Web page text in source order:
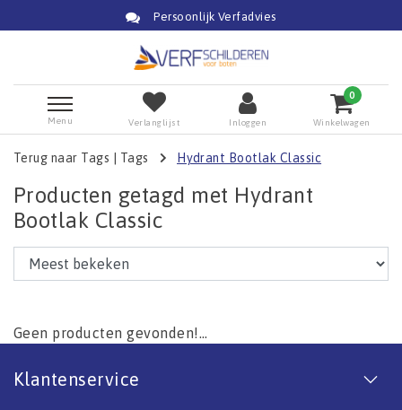
Persoonlijk Verfadvies
Menu Verlanglijst Inloggen
0
Winkelwagen
Terug naar Tags Tags Hydrant Bootlak Classic
Producten getagd met Hydrant
Bootlak Classic
Geen producten gevonden!...
Klantenservice